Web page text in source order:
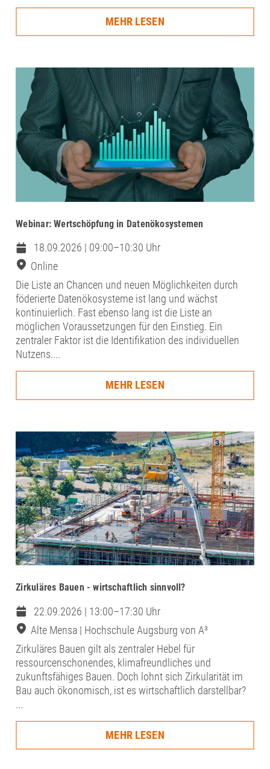
MEHR LESEN
Webinar: Wertschöpfung in Datenökosystemen
18.09.2026 | 09:00–10:30 Uhr
Online
Die Liste an Chancen und neuen Möglichkeiten durch
föderierte Datenökosysteme ist lang und wächst
kontinuierlich. Fast ebenso lang ist die Liste an
möglichen Voraussetzungen für den Einstieg. Ein
zentraler Faktor ist die Identifikation des individuellen
Nutzens....
MEHR LESEN
Zirkuläres Bauen - wirtschaftlich sinnvoll?
22.09.2026 | 13:00–17:30 Uhr
Alte Mensa | Hochschule Augsburg von A³
Zirkuläres Bauen gilt als zentraler Hebel für
ressourcenschonendes, klimafreundliches und
zukunftsfähiges Bauen. Doch lohnt sich Zirkularität im
Bau auch ökonomisch, ist es wirtschaftlich darstellbar?
...
MEHR LESEN